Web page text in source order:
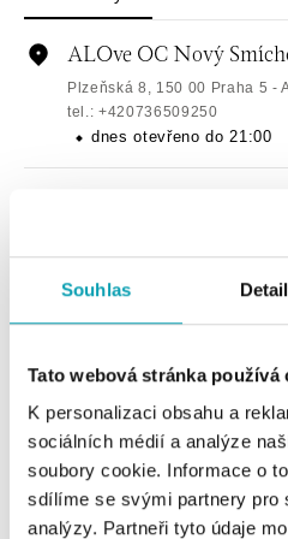
Souhlas
Tato webová stránka používá
K personalizaci obsahu a
sociálních médií a analýze
soubory cookie. Informace o
sdílíme se svými partnery pro
analýzy. Partneři tyto údaje
ALOve OC Nový
Plzeňská 8, 150 00 Praha 5 -
tel.: +420736509250
dnes otevřeno do 21:00
tel.: +420604389337
dnes otevřeno do 21:00
Chlumecká 765/6, 198 19
tel.: +420735703904
dnes otevřeno do 21:00
ALOve Westfield,
Roztylská 2321/19, 148 00